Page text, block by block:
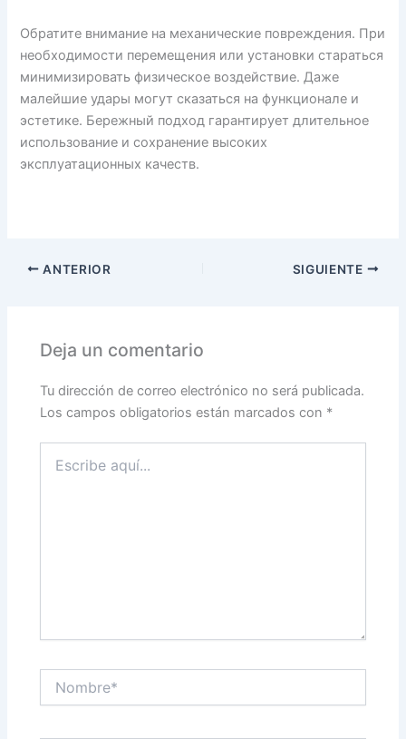
Обратите внимание на механические повреждения. При
необходимости перемещения или установки стараться
минимизировать физическое воздействие. Даже
малейшие удары могут сказаться на функционале и
эстетике. Бережный подход гарантирует длительное
использование и сохранение высоких
эксплуатационных качеств.
ANTERIOR SIGUIENTE
Deja un comentario
Tu dirección de correo electrónico no será publicada.
Los campos obligatorios están marcados con *
aquí...